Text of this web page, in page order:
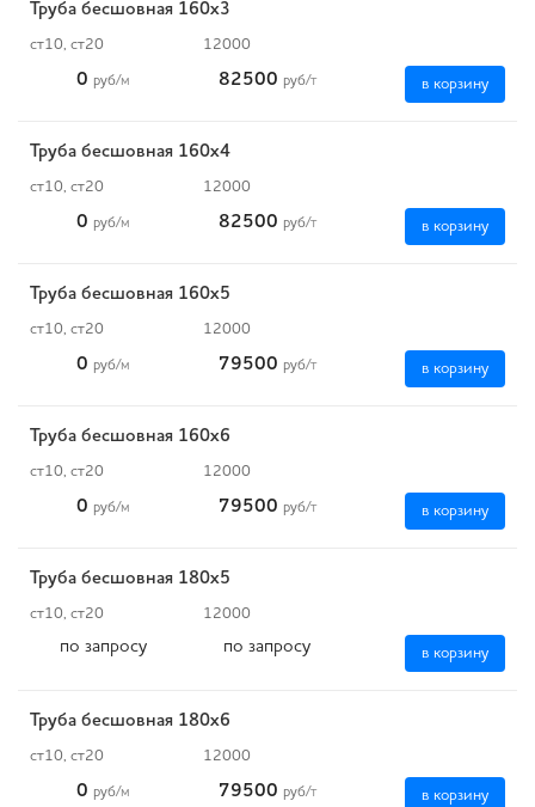
Труба бесшовная 160х3
ст10, ст20 12000
0 руб/м 82500 руб/т в корзину
Труба бесшовная 160х4
ст10, ст20 12000
0 руб/м 82500 руб/т в корзину
Труба бесшовная 160х5
ст10, ст20 12000
0 руб/м 79500 руб/т в корзину
Труба бесшовная 160х6
ст10, ст20 12000
0 руб/м 79500 руб/т в корзину
Труба бесшовная 180х5
ст10, ст20 12000
по запросу по запросу в корзину
Труба бесшовная 180х6
ст10, ст20 12000
0 руб/м 79500 руб/т в корзину